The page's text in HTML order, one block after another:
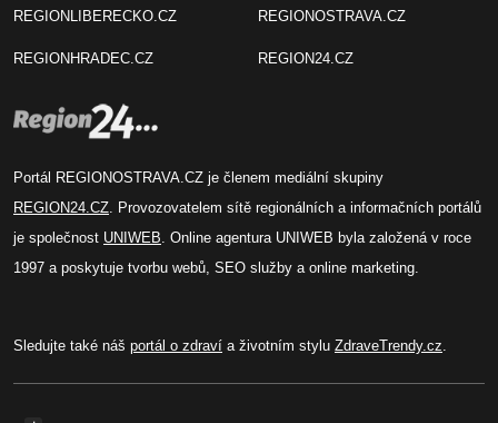
REGIONLIBERECKO.CZ
REGIONHRADEC.CZ
REGIONOSTRAVA.CZ
REGION24.CZ
Portál REGIONOSTRAVA.CZ je členem mediální skupiny
REGION24.CZ . Provozovatelem sítě regionálních a informačních portálů
je společnost UNIWEB . Online agentura UNIWEB byla založená v roce
1997 a poskytuje tvorbu webů, SEO služby a online marketing.
Sledujte také náš portál o zdraví a životním stylu ZdraveTrendy.cz